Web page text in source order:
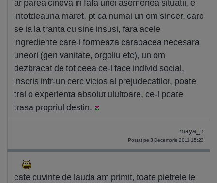
ar parea cineva in fata unei asemenea situatii, e
intotdeauna maret, pt ca numai un om sincer, care
se ia la tranta cu sine insusi, fara acele
ingrediente care-i formeaza carapacea necesara
uneori (gen vanitate, orgoliu etc), un om
dezbracat de tot ceea ce-l face individ social,
inscris intr-un cerc vicios al prejudecatilor, poate
trai o experienta absolut uluitoare, ce-i poate
trasa propriul destin.
maya_n
Postat pe 3 Decembrie 2011 15:23
cate cuvinte de lauda am primit, toate pietrele le